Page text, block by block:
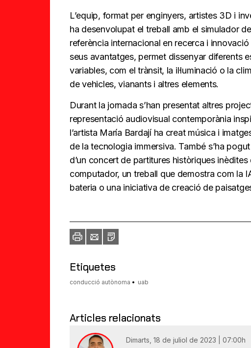
L’equip, format per enginyers, artistes 3D i
ha desenvolupat el treball amb el simulador
referència internacional en recerca i
seus avantatges, permet dissenyar diferents
variables, com el trànsit, la il·luminació o la
de vehicles, vianants i altres elements.
Durant la jornada s’han presentat altres
representació audiovisual contemporània
l’artista María Bardají ha creat música i
de la tecnologia immersiva. També s’ha
d’un concert de partitures històriques
computador, un treball que demostra com la
bateria o una iniciativa de creació de
ImprimirEnvia
un
PDF
Etiquetes
conducció autònoma uab
Articles relacionats
Dimarts, 18 de juliol de 2023 | 07:00h